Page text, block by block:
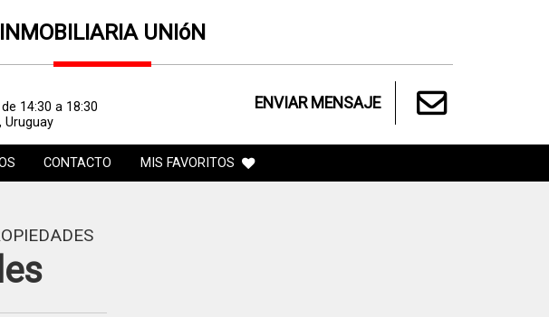
INMOBILIARIA UNIóN
14:30 a 18:30
Uruguay
ENVIAR MENSAJE
CONTACTO MIS FAVORITOS